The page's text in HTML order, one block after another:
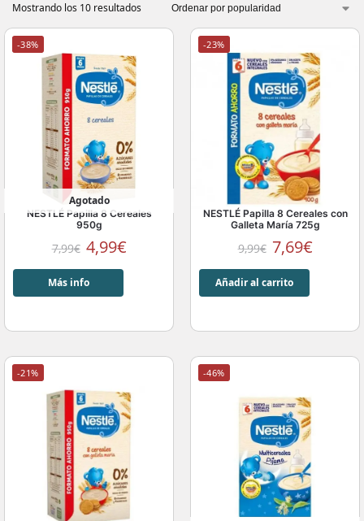
Mostrando los 10 resultados
-38%
Agotado
NESTLÉ Papilla 8 Cereales
950g
7,99€ 4,99€
Más info
-23%
NESTLÉ Papilla 8 Cereales con
Galleta María 725g
9,99€ 7,69€
Añadir al carrito
-21% -46%